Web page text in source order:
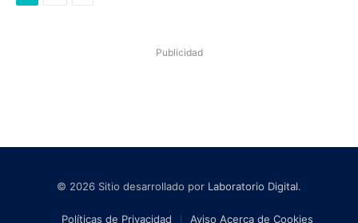
Publicidad
© 2026 Sitio desarrollado por Laboratorio Digital.
Políticas de Privacidad Aviso Acerca de Cookies